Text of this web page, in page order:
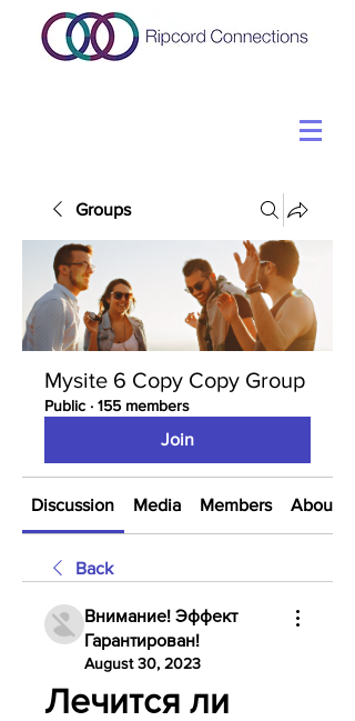
Groups
Mysite 6 Copy Copy Group
Public · 155 members
Join
Discussion Media Members About
Back
Внимание! Эффект
Гарантирован!
August 30, 2023
Лечится ли